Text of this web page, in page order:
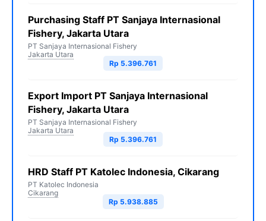
Purchasing Staff PT Sanjaya Internasional
Fishery, Jakarta Utara
PT Sanjaya Internasional Fishery
Jakarta Utara
Rp 5.396.761
Export Import PT Sanjaya Internasional
Fishery, Jakarta Utara
PT Sanjaya Internasional Fishery
Jakarta Utara
Rp 5.396.761
HRD Staff PT Katolec Indonesia, Cikarang
PT Katolec Indonesia
Cikarang
Rp 5.938.885